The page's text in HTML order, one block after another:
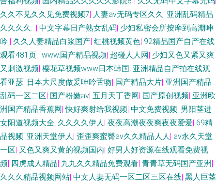
久久不见久久见免费视频7| 人妻av无码专区久久| 亚洲乱码精品
久久久久.. | 中文字幕日产熟女乱码| 少妇私密会所按摩到高潮呻
吟 | 久久人妻精品白浆国产| 红桃视频黄色| 92精品国产自产在线
观看481页 | www.国产精品视频| 超碰人人网| 少妇又色又紧又爽
又刺激视频| 樱花草视频www日本韩国| 亚洲精品自产拍在线观
看亚瑟| 日本大尺度做爰呻吟舌吻| 国产精品大片| 亚洲国产精品
乱码一区二区| 国产粉嫩av| 五月天丁香网| 国产原创视频| 亚洲欧
洲国产精品香蕉网|快好爽射给我视频| 中文免费视频| 男阳茎进
女阳道视频大全| 久久久久伊人| 夜夜高潮夜夜爽夜夜爱爱| 69精
品视频| 亚洲天堂伊人| 歪歪爽蜜臀av久久精品人人| av永久天堂
一区| 又色又爽又黄的视频国内| 好男人好资源在线观看免费视
频| 四虎成人精品| 九九久久精品免费观看| 青青草无码国产亚洲 |
久久久精品视频网站| 中文人妻无码一区二区三区在线| 黑人巨茎